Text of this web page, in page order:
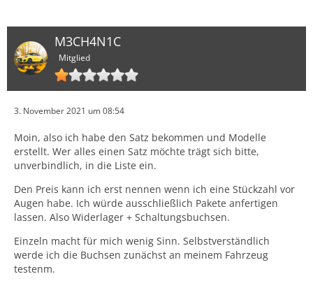
das Gejaule des 6. Ganges deutlich leiser geworden und
kaum noch hörbar ist. Den Einfluss der drei Buchsen
spürt man, wenn der Schalthebel in seine Endposition
bewegt wird und dort härter "anschlägt", da das Blech,
in welches die unter Spannung stehenden Schaltseile
verbunden ist.
M3CH4N1C
Mitglied
3. November 2021 um 08:54
Moin, also ich habe den Satz bekommen und Modelle
erstellt. Wer alles einen Satz möchte trägt sich bitte,
unverbindlich, in die Liste ein.
Den Preis kann ich erst nennen wenn ich eine Stückzahl vor
Augen habe. Ich würde ausschließlich Pakete anfertigen
lassen. Also Widerlager + Schaltungsbuchsen.
Einzeln macht für mich wenig Sinn. Selbstverständlich
werde ich die Buchsen zunächst an meinem Fahrzeug
testenm.